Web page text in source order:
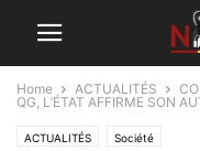
Home ACTUALITÉS
QG, L’ÉTAT AFFIRME SON
ACTUALITÉS Société